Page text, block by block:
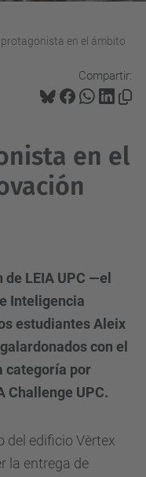
en el ámbito
Compartir:
en el
LEIA UPC —el
Inteligencia
estudiantes Aleix
con el
categoría por
Challenge UPC.
del edificio Vèrtex
la entrega de